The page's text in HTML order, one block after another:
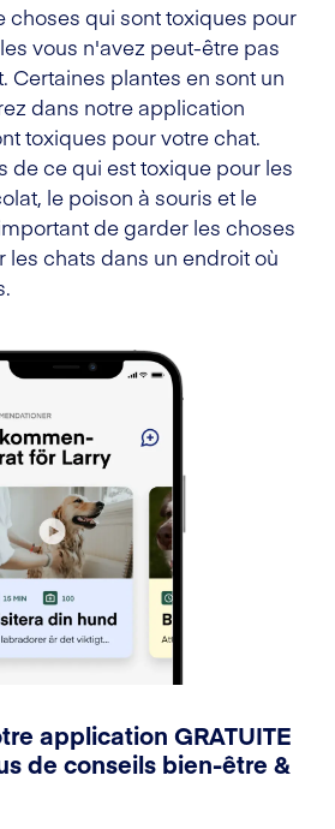
choses qui sont toxiques pour
vous n'avez peut-être pas
Certaines plantes en sont un
dans notre application
toxiques pour votre chat.
de ce qui est toxique pour les
le poison à souris et le
de garder les choses
chats dans un endroit où
application GRATUITE
de conseils bien-être &